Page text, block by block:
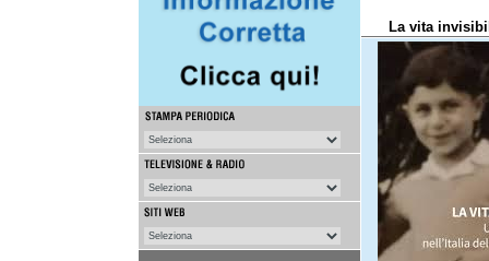
La vita